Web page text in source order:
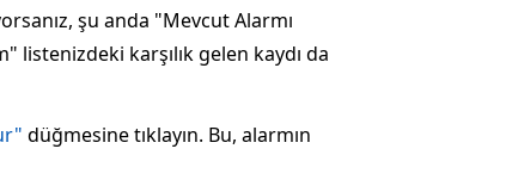
şu anda "Mevcut Alarmı
listenizdeki karşılık gelen kaydı da
düğmesine tıklayın. Bu, alarmın